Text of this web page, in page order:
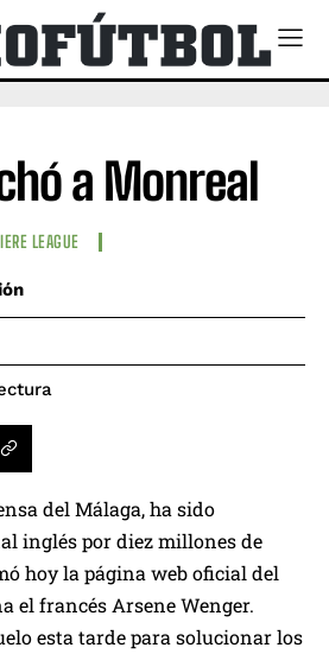
a Monreal
LEAGUE
del Málaga, ha sido
inglés por diez millones de
hoy la página web oficial del
el francés Arsene Wenger.
esta tarde para solucionar los